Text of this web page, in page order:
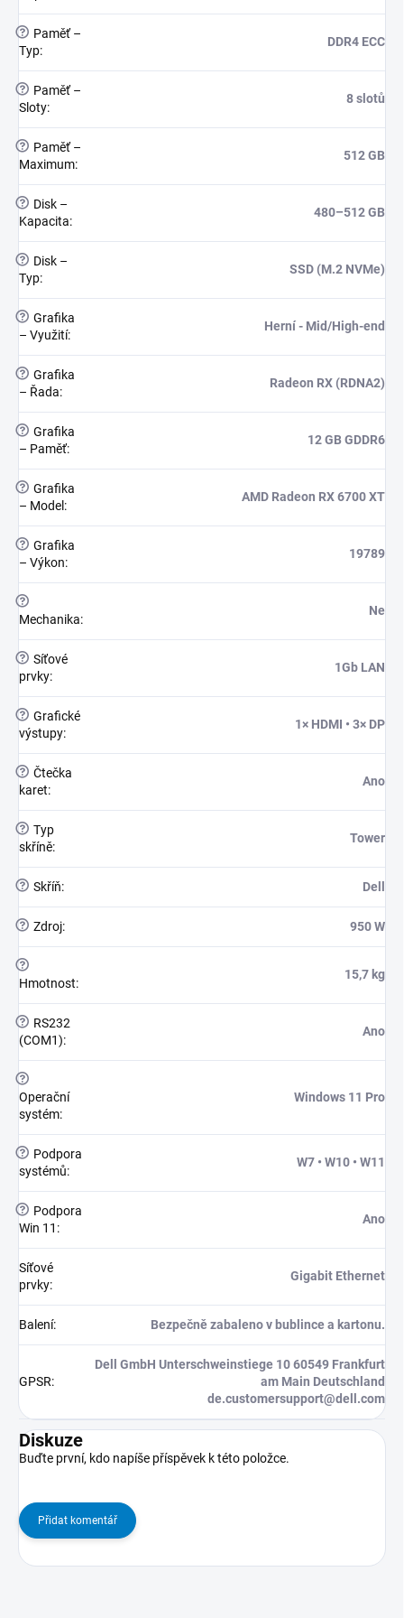
?
Paměť –
Typ:
DDR4 ECC
?
Paměť –
Sloty:
8 slotů
?
Paměť –
Maximum:
512 GB
?
Disk –
Kapacita:
480–512 GB
?
Disk –
Typ:
SSD (M.2 NVMe)
? Grafika
– Využití:
Herní - Mid/High-end
? Grafika
– Řada:
Radeon RX (RDNA2)
? Grafika
– Paměť:
12 GB GDDR6
? Grafika
– Model :
AMD Radeon RX 6700 XT
? Grafika
– Výkon:
19789
?
Mechanika:
Ne
? Síťové
prvky:
1Gb LAN
? Grafické
výstupy:
1× HDMI • 3× DP
? Čtečka
karet:
Ano
? Typ
skříně:
Tower
? Skříň: Dell
? Zdroj: 950 W
?
Hmotnost:
15,7 kg
?
RS232
(COM1):
Ano
?
Operační
systém:
Windows 11 Pro
?
Podpora
systémů:
W7 • W10 • W11
?
Podpora
Win 11 :
Ano
Síťové
prvky:
Gigabit Ethernet
Balení: Bezpečně zabaleno v bublince a kartonu.
GPSR:
Dell GmbH Unterschweinstiege 10 60549 Frankfurt
am Main Deutschland
de.customersupport@dell.com
Diskuze
Buďte první, kdo napíše příspěvek k této položce.
Přidat komentář